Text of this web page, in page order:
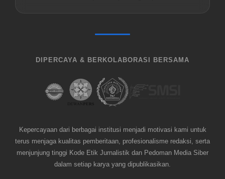
DIPERCAYA & BERKOLABORASI BERSAMA
Kepercayaan dari berbagai institusi menjadi motivasi kami untuk
terus menjaga kualitas pemberitaan, profesionalisme redaksi, serta
menjunjung tinggi Kode Etik Jurnalistik dan Pedoman Media Siber
dalam setiap karya yang dipublikasikan.